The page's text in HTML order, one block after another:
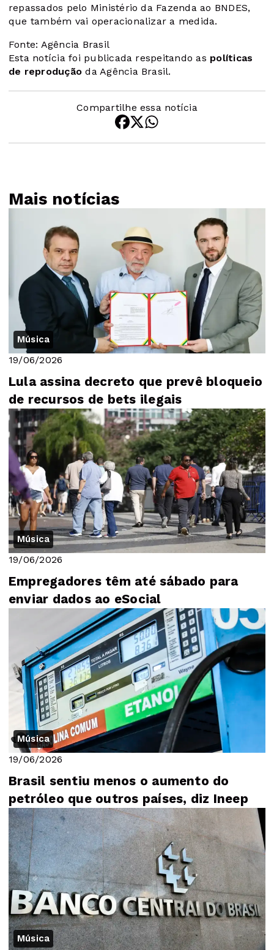
repassados pelo Ministério da Fazenda ao BNDES,
que também vai operacionalizar a medida.
Fonte: Agência Brasil
Esta notícia foi publicada respeitando as políticas
de reprodução da Agência Brasil.
Compartilhe essa notícia
Mais notícias
Música
19/06/2026
Lula assina decreto que prevê bloqueio
de recursos de bets ilegais
Música
19/06/2026
Empregadores têm até sábado para
enviar dados ao eSocial
Música
19/06/2026
Brasil sentiu menos o aumento do
petróleo que outros países, diz Ineep
Música